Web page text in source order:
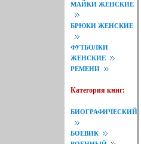
МАЙКИ ЖЕНСКИЕ
БРЮКИ ЖЕНСКИЕ
ФУТБОЛКИ
ЖЕНСКИЕ
РЕМЕНИ
Категория книг:
БИОГРАФИЧЕСКИЙ
БОЕВИК